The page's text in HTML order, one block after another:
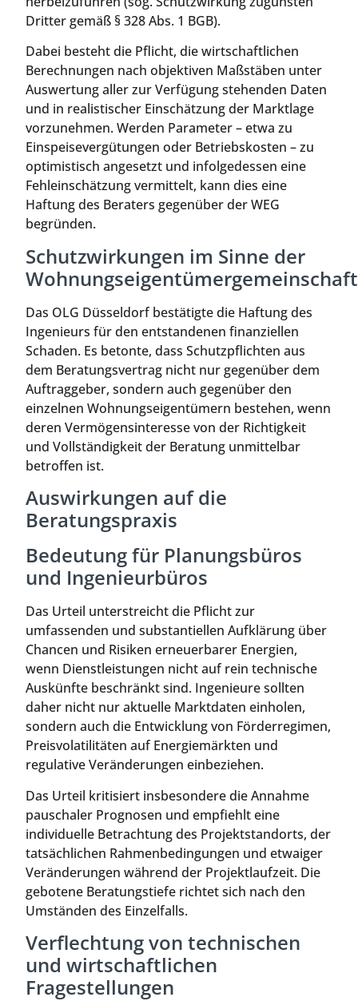
Dritter gemäß § 328 Abs. 1 BGB).
Dabei besteht die Pflicht, die wirtschaftlichen
Berechnungen nach objektiven Maßstäben unter
Auswertung aller zur Verfügung stehenden Daten
und in realistischer Einschätzung der Marktlage
vorzunehmen. Werden Parameter – etwa zu
Einspeisevergütungen oder Betriebskosten – zu
optimistisch angesetzt und infolgedessen eine
Fehleinschätzung vermittelt, kann dies eine
Haftung des Beraters gegenüber der WEG
begründen.
Schutzwirkungen im Sinne der
Wohnungseigentümergemeinschaft
Das OLG Düsseldorf bestätigte die Haftung des
Ingenieurs für den entstandenen finanziellen
Schaden. Es betonte, dass Schutzpflichten aus
dem Beratungsvertrag nicht nur gegenüber dem
Auftraggeber, sondern auch gegenüber den
einzelnen Wohnungseigentümern bestehen, wenn
deren Vermögensinteresse von der Richtigkeit
und Vollständigkeit der Beratung unmittelbar
betroffen ist.
Auswirkungen auf die
Beratungspraxis
Bedeutung für Planungsbüros
und Ingenieurbüros
Das Urteil unterstreicht die Pflicht zur
umfassenden und substantiellen Aufklärung über
Chancen und Risiken erneuerbarer Energien,
wenn Dienstleistungen nicht auf rein technische
Auskünfte beschränkt sind. Ingenieure sollten
daher nicht nur aktuelle Marktdaten einholen,
sondern auch die Entwicklung von Förderregimen,
Preisvolatilitäten auf Energiemärkten und
regulative Veränderungen einbeziehen.
Das Urteil kritisiert insbesondere die Annahme
pauschaler Prognosen und empfiehlt eine
individuelle Betrachtung des Projektstandorts, der
tatsächlichen Rahmenbedingungen und etwaiger
Veränderungen während der Projektlaufzeit. Die
gebotene Beratungstiefe richtet sich nach den
Umständen des Einzelfalls.
Verflechtung von technischen
und wirtschaftlichen
Fragestellungen